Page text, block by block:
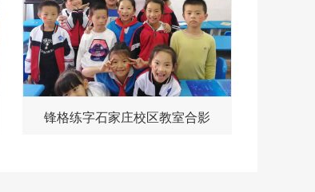
锋格练字石家庄校区教室合影